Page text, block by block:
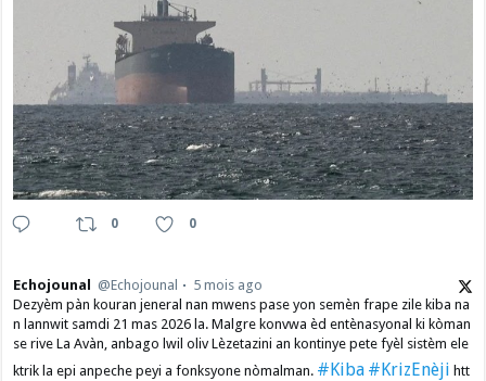
0 0
Echojounal @Echojounal
5 mois ago
Dezyèm pàn kouran jeneral nan mwens pase yon semèn frape zile kiba na
n lannwit samdi 21 mas 2026 la. Malgre konvwa èd entènasyonal ki kòman
se rive La Avàn, anbago lwil oliv Lèzetazini an kontinye pete fyèl sistèm ele
ktrik la epi anpeche peyi a fonksyone nòmalman. #Kiba #KrizEnèji htt